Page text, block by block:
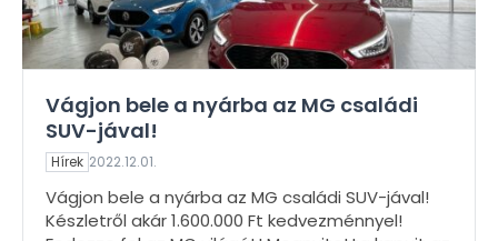
Vágjon bele a nyárba az MG családi
SUV-jával!
Hírek 2022.12.01.
Vágjon bele a nyárba az MG családi SUV-jával!
Készletről akár 1.600.000 Ft kedvezménnyel!